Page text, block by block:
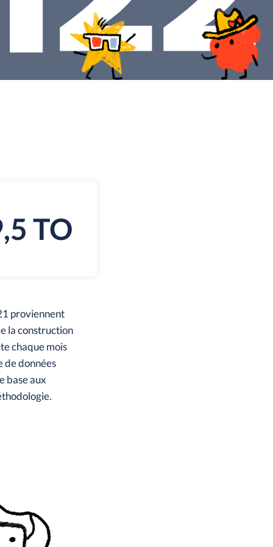
TO
proviennent
la construction
chaque mois
de données
base aux